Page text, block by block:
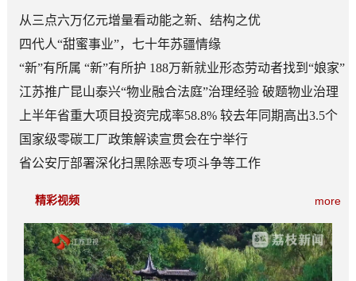
从三点六万亿元增量看动能之新、结构之优
四代人“甜蜜事业”，七十年苏疆情缘
“新”有所属 “新”有所护 188万新就业形态劳动者找到“娘家”
江苏推广昆山泰兴“物业融合法庭”治理经验 破题物业治理
“老大难”
上半年省重大项目投资完成率58.8% 较去年同期高出3.5个
百分点
国家级零碳工厂政策解读宣贯会在宁举行
省公安厅部署深化扫黑除恶专项斗争等工作
more
精彩视频